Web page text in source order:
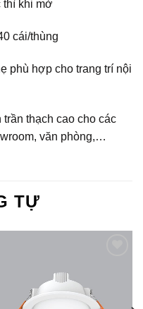
thì khi mở
cái/thùng
phù hợp cho trang trí nội
thạch cao cho các
văn phòng,…
TỰ